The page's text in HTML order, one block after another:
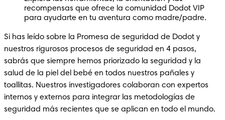
recompensas que ofrece la comunidad Dodot VIP
para ayudarte en tu aventura como madre/padre.
Si has leído sobre la Promesa de seguridad de Dodot y
nuestros rigurosos procesos de seguridad en 4 pasos,
sabrás que siempre hemos priorizado la seguridad y la
salud de la piel del bebé en todos nuestros pañales y
toallitas. Nuestros investigadores colaboran con expertos
internos y externos para integrar las metodologías de
seguridad más recientes que se aplican en todo el mundo.